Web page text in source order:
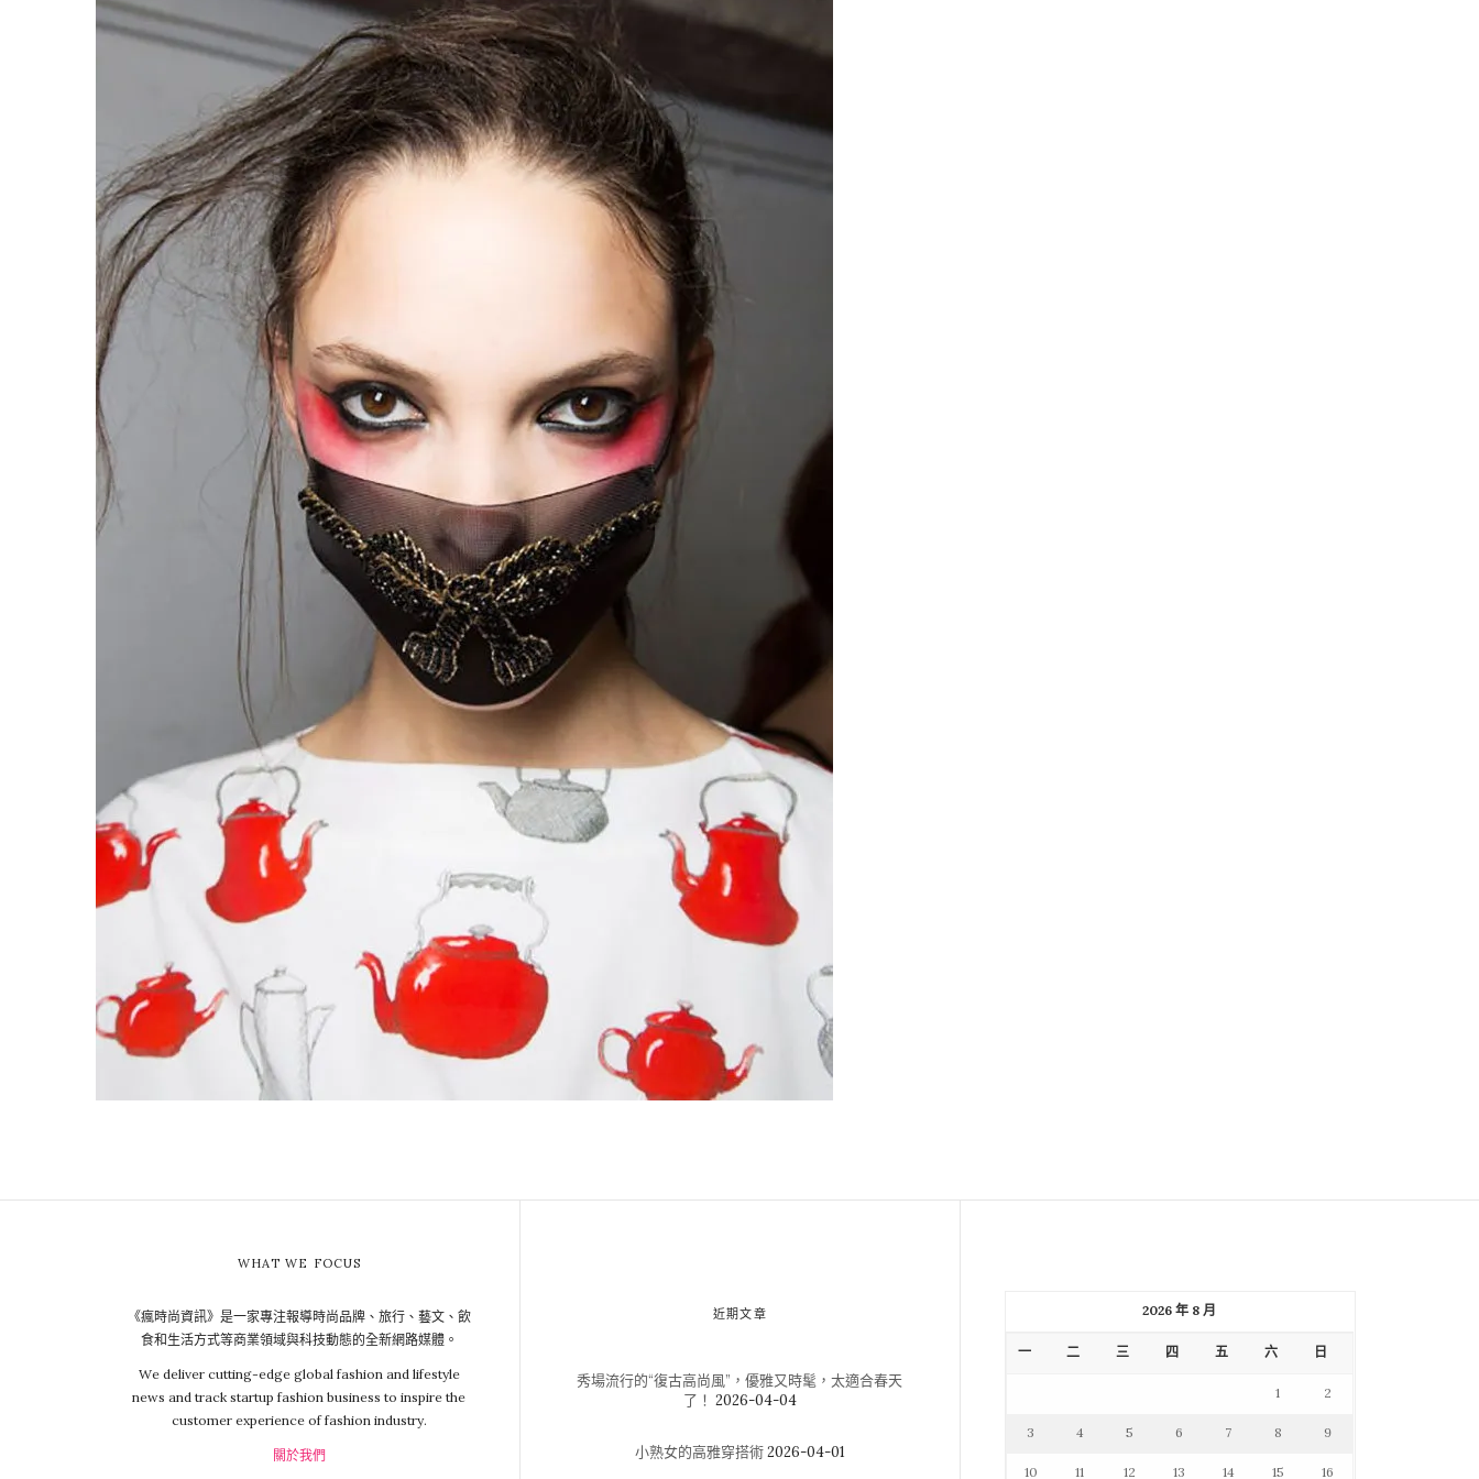
WHAT WE FOCUS
《瘋時尚資訊》是一家專注報導時尚品牌、旅行、藝文、飲
食和生活方式等商業領域與科技動態的全新網路媒體。
We deliver cutting-edge global fashion and lifestyle
news and track startup fashion business to inspire the
customer experience of fashion industry.
關於我們
近期文章
秀場流行的“復古高尚風”，優雅又時髦，太適合春天
了！ 2026-04-04
小熟女的高雅穿搭術2026-04-01
2026 年 8 月
一 二 三 四 五 六 日
1 2
3 4 5 6 7 8 9
10 11 12 13 14 15 16